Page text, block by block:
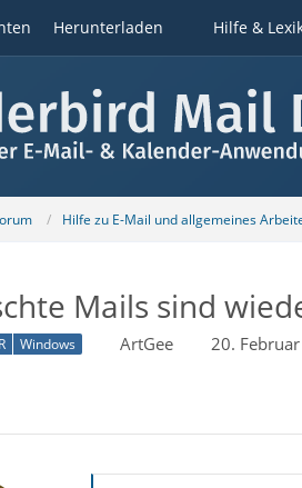
Herunterladen Hilfe &
Hilfe zu E-Mail und allgemeines
Mails sind
Windows ArtGee 20.